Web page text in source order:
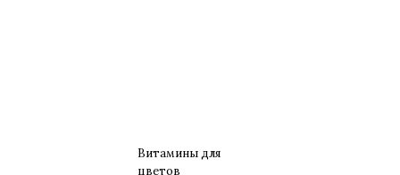
Витамины для
цветов